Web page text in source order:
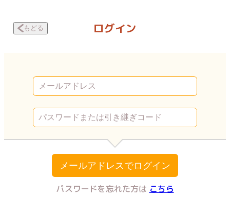
もどる ログイン
メールアドレスでログイン
パスワードを忘れた方は こちら